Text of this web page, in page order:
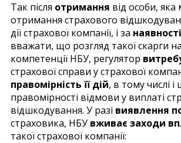
Так після отримання від особи,
отримання страхового
дії страхової компанії, і за
вважати, що розгляд такої скарги
компетенції НБУ, регулятор
страхової справи у страхової
правомірність її дій, в тому числі
правомірності відмови у виплаті
відшкодування. У разі виявлення
страховика, НБУ вживає заходи
такої страхової компанії: